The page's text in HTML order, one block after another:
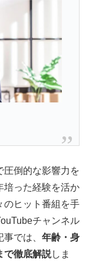
圧倒的な影響力を
培った経験を活か
のヒット番組を手
チャンネル
では、 年齢・身
で徹底解説しま